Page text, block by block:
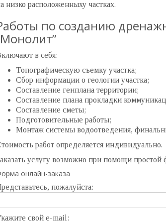
низко расположенныху частках.
по созданию
в себя:
Топографическую съемку участка;
Сбор информации о геологии участка;
Составление генплана территории;
Составление плана прокладки
Составление сметы;
Подготовительные работы;
Монтаж системы водоотведения,
работ определяется индивидуально.
услугу возможно при помощи
онлайн-заказа
пожалуйста:
свой e-mail: